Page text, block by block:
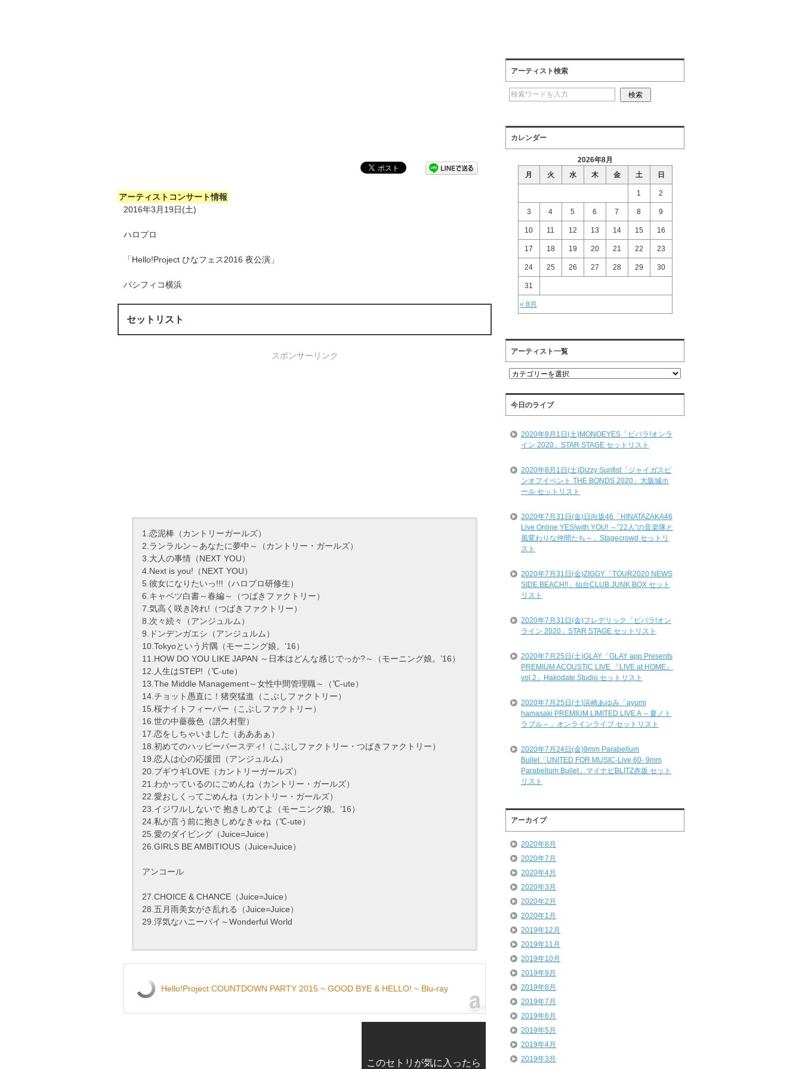
アーティストコンサート情報
2016年3月19日(土)
ハロプロ
「Hello!Project ひなフェス2016 夜公演」
パシフィコ横浜
セットリスト
スポンサーリンク
1.恋泥棒（カントリーガールズ）
2.ランラルン～あなたに夢中～（カントリー・ガールズ）
3.大人の事情（NEXT YOU）
4.Next is you!（NEXT YOU）
5.彼女になりたいっ!!!（ハロプロ研修生）
6.キャベツ白書～春編～（つばきファクトリー）
7.気高く咲き誇れ!（つばきファクトリー）
8.次々続々（アンジュルム）
9.ドンデンガエシ（アンジュルム）
10.Tokyoという片隅（モーニング娘。’16）
11.HOW DO YOU LIKE JAPAN ～日本はどんな感じでっか?～（モーニング娘。’16）
12.人生はSTEP!（℃-ute）
13.The Middle Management～女性中間管理職～（℃-ute）
14.チョット愚直に！猪突猛進（こぶしファクトリー）
15.桜ナイトフィーバー（こぶしファクトリー）
16.世の中薔薇色（譜久村聖）
17.恋をしちゃいました（あああぁ）
18.初めてのハッピーバースディ!（こぶしファクトリー・つばきファクトリー）
19.恋人は心の応援団（アンジュルム）
20.ブギウギLOVE（カントリーガールズ）
21.わかっているのにごめんね（カントリー・ガールズ）
22.愛おしくってごめんね（カントリー・ガールズ）
23.イジワルしないで 抱きしめてよ（モーニング娘。’16）
24.私が言う前に抱きしめなきゃね（℃-ute）
25.愛のダイビング（Juice=Juice）
26.GIRLS BE AMBITIOUS（Juice=Juice）
アンコール
27.CHOICE & CHANCE（Juice=Juice）
28.五月雨美女がさ乱れる（Juice=Juice）
29.浮気なハニーパイ～Wonderful World
Hello!Project COUNTDOWN PARTY 2015 ~ GOOD BYE & HELLO! ~ Blu-ray
このセトリが気に入ったら
アーティスト検索
カレンダー
2026年8月
月
火 水 木 金 土 日
« 8月
1 2
3 4 5 6 7 8 9
10 11 12 13 14 15 16
17 18 19 20 21 22 23
24 25 26 27 28 29 30
31
アーティスト一覧
ア
テ
ィ
ス
一
今日のライブ
2020年8月1日(土)MONOEYES「ビバラ!オンラ
イン 2020」STAR STAGE セットリスト
2020年8月1日(土)Dizzy Sunfist「ジャイガスピ
ンオフイベント THE BONDS 2020」大阪城ホ
ール セットリスト
2020年7月31日(金)日向坂46「HINATAZAKA46
Live Online,YES!with YOU! ～”22人”の音楽隊と
風変わりな仲間たち～」Stagecrowd セットリ
スト
2020年7月31日(金)ZIGGY「TOUR2020 NEWS
SIDE BEACH!!」仙台CLUB JUNK BOX セット
リスト
2020年7月31日(金)フレデリック「ビバラ!オン
ライン 2020」STAR STAGE セットリスト
2020年7月25日(土)GLAY「GLAY app Presents
PREMIUM ACOUSTIC LIVE 『LIVE at HOME』
vol.2」Hakodate Studio セットリスト
2020年7月25日(土)浜崎あゆみ「ayumi
hamasaki PREMIUM LIMITED LIVE A ～夏ノト
ラブル～」オンラインライブ セットリスト
2020年7月24日(金)9mm Parabellum
Bullet「UNITED FOR MUSIC-Live 60- 9mm
Parabellum Bullet」マイナビBLITZ赤坂 セット
リスト
アーカイブ
2020年8月
2020年7月
2020年4月
2020年3月
2020年2月
2020年1月
2019年12月
2019年11月
2019年10月
2019年9月
2019年8月
2019年7月
2019年6月
2019年5月
2019年4月
2019年3月